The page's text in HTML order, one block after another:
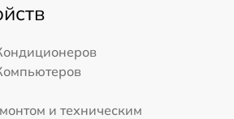
и техническим